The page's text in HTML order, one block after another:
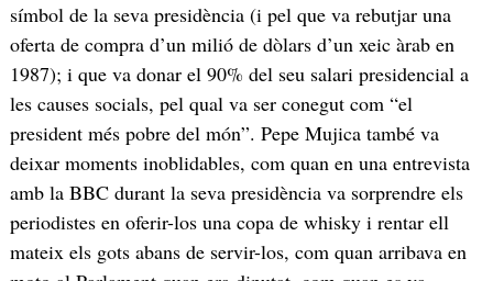
símbol de la seva presidència (i pel que va rebutjar una
oferta de compra d’un milió de dòlars d’un xeic àrab en
1987); i que va donar el 90% del seu salari presidencial a
les causes socials, pel qual va ser conegut com “el
president més pobre del món”. Pepe Mujica també va
deixar moments inoblidables, com quan en una entrevista
amb la BBC durant la seva presidència va sorprendre els
periodistes en oferir-los una copa de whisky i rentar ell
mateix els gots abans de servir-los, com quan arribava en